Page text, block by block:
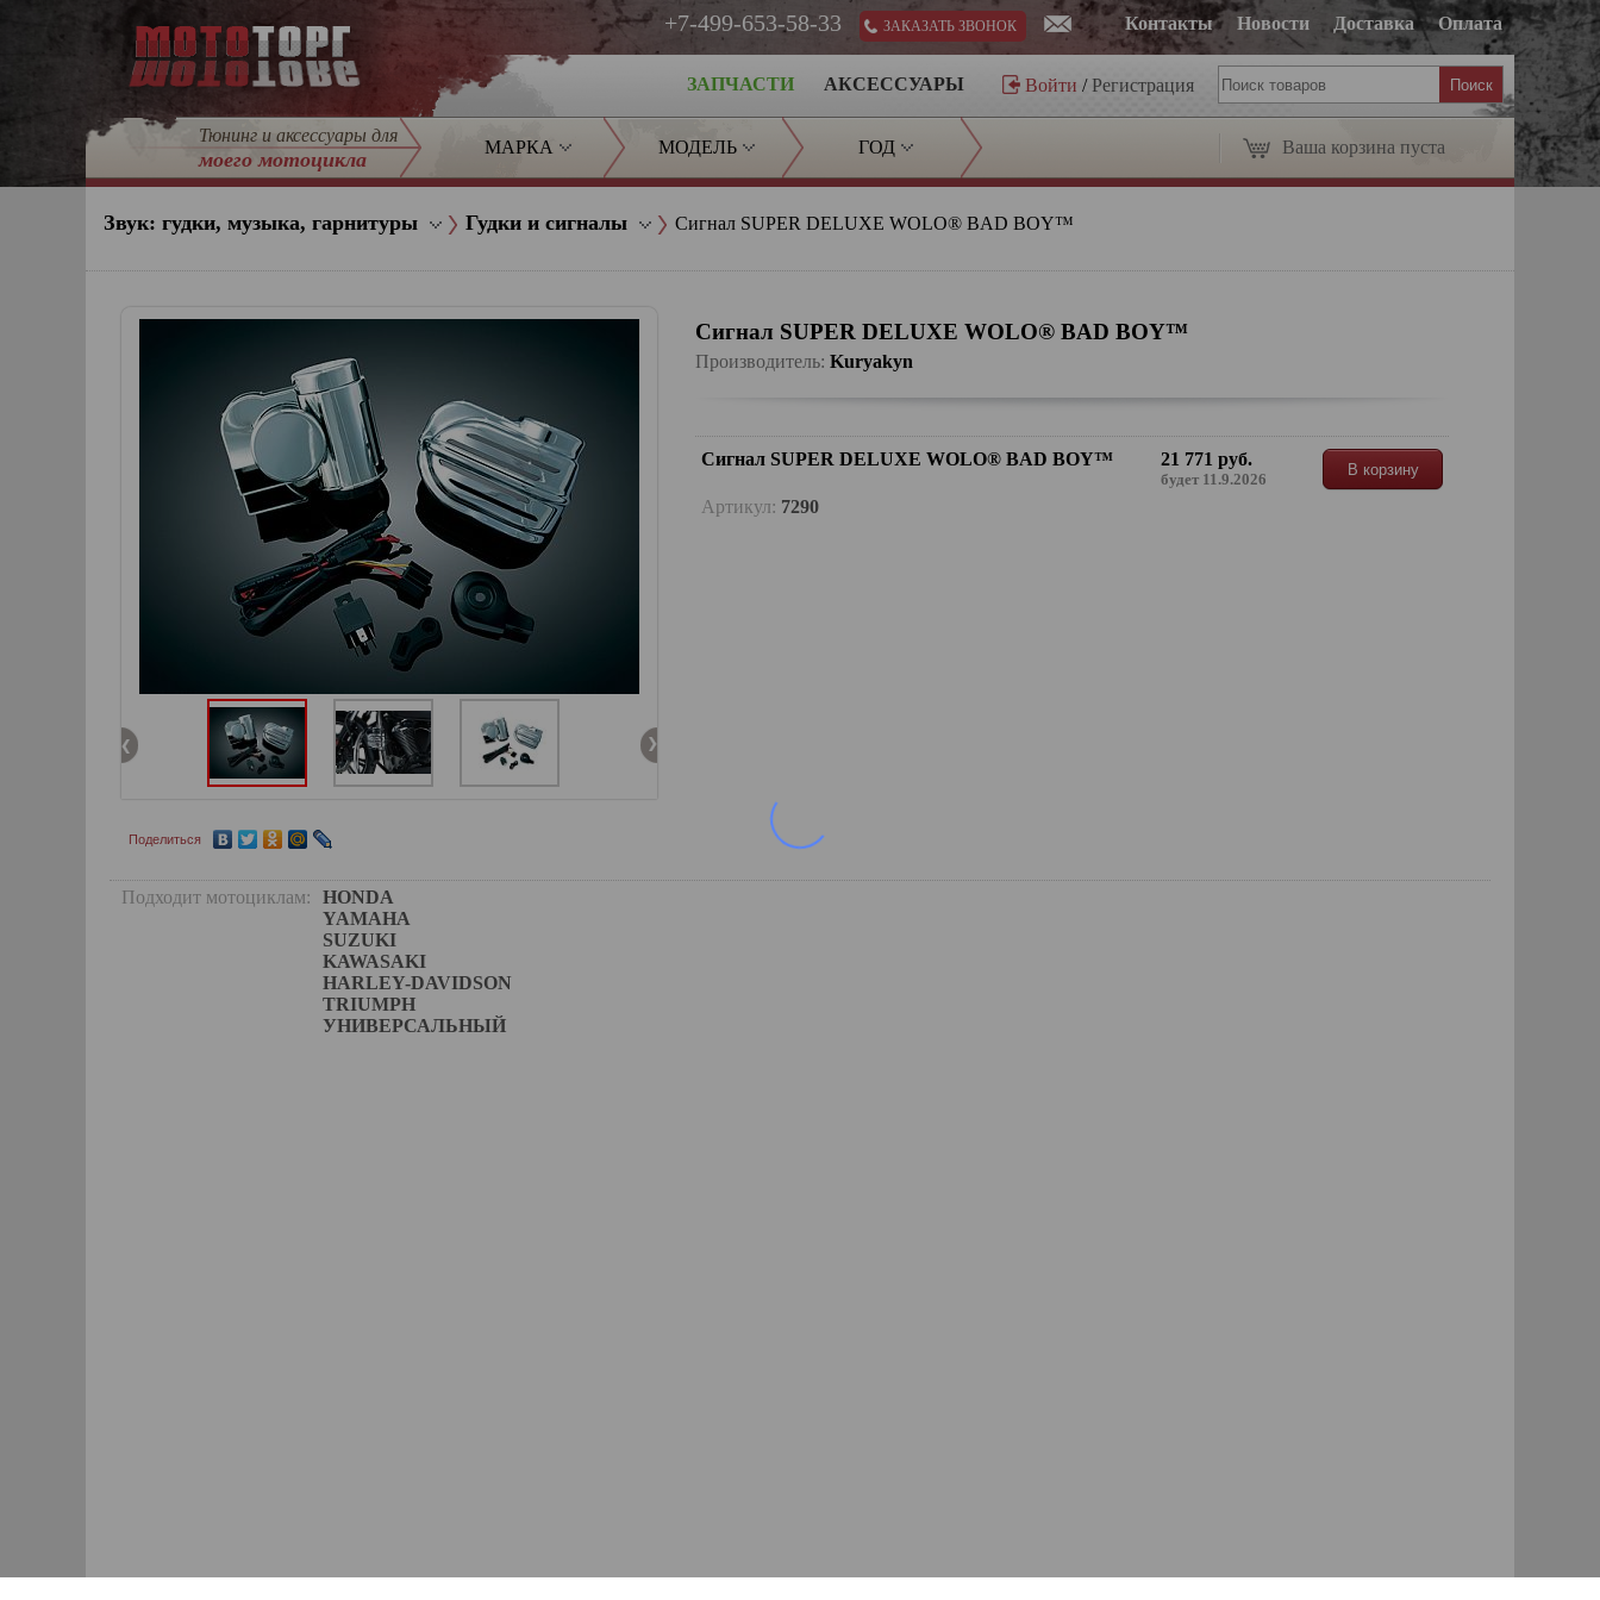
Оплата
Доставка
Новости
Контакты
ЗАКАЗАТЬ ЗВОНОК
+7-499-653-58-33
Войти /Регистрация
АКСЕССУАРЫ
ЗАПЧАСТИ
Тюнинг и аксессуары для
моего мотоцикла
МАРКА МОДЕЛЬ ГОД Ваша корзина пуста
Звук: гудки, музыка, гарнитуры Гудки и сигналы Сигнал SUPER DELUXE WOLO® BAD BOY™
Сигнал SUPER DELUXE WOLO® BAD BOY™
Производитель: Kuryakyn
Сигнал SUPER DELUXE WOLO® BAD BOY™ 21 771 руб.
будет 11.9.2026
В корзину
Артикул: 7290
Поделиться
Подходит мотоциклам:
HONDA
YAMAHA
SUZUKI
KAWASAKI
HARLEY-DAVIDSON
TRIUMPH
УНИВЕРСАЛЬНЫЙ